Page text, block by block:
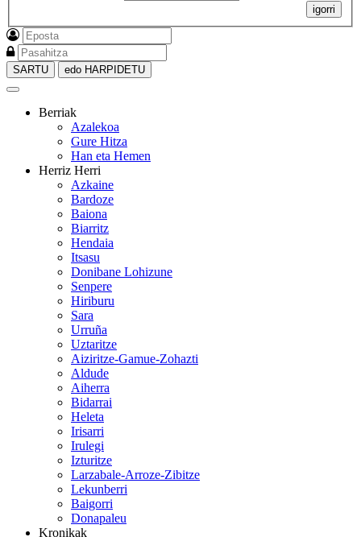
igorri
SARTU edo HARPIDETU
Berriak
Azalekoa
Gure Hitza
Han eta Hemen
Herriz Herri
Azkaine
Bardoze
Baiona
Biarritz
Hendaia
Itsasu
Donibane Lohizune
Senpere
Hiriburu
Sara
Urruña
Uztaritze
Aiziritze-Gamue-Zohazti
Aldude
Aiherra
Bidarrai
Heleta
Irisarri
Irulegi
Izturitze
Larzabale-Arroze-Zibitze
Lekunberri
Baigorri
Donapaleu
Kronikak